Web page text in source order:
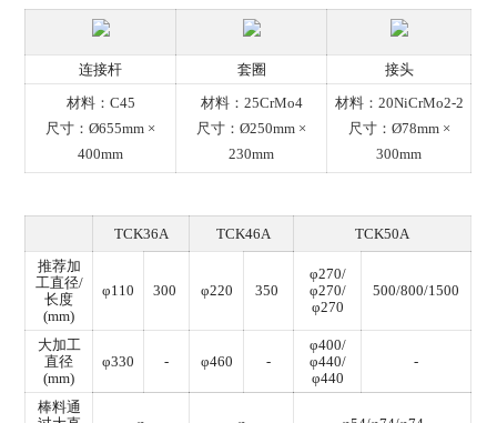
连接杆 套圈
接头
材料：C45
尺寸：Ø655mm ×
400mm
材料：25CrMo4
尺寸：Ø250mm ×
230mm
材料：20NiCrMo2-2
尺寸：Ø78mm ×
300mm
TCK36A TCK46A
TCK50A
推荐加
工直径/
长度
(mm)
φ110 300 φ220 350
φ270/
φ270/
φ270
500/800/1500
大加工
直径
(mm)
φ330 - φ460 -
φ400/
φ440/
φ440
-
棒料通